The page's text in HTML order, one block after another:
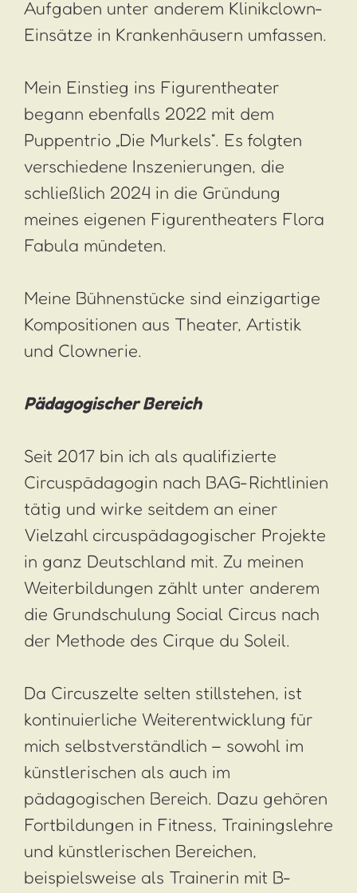
Aufgaben unter anderem Klinikclown-
Einsätze in Krankenhäusern umfassen.
Mein Einstieg ins Figurentheater
begann ebenfalls 2022 mit dem
Puppentrio „Die Murkels“. Es folgten
verschiedene Inszenierungen, die
schließlich 2024 in die Gründung
meines eigenen Figurentheaters Flora
Fabula mündeten.
Meine Bühnenstücke sind einzigartige
Kompositionen aus Theater, Artistik
und Clownerie.
Pädagogischer Bereich
Seit 2017 bin ich als qualifizierte
Circuspädagogin nach BAG-Richtlinien
tätig und wirke seitdem an einer
Vielzahl circuspädagogischer Projekte
in ganz Deutschland mit. Zu meinen
Weiterbildungen zählt unter anderem
die Grundschulung Social Circus nach
der Methode des Cirque du Soleil.
Da Circuszelte selten stillstehen, ist
kontinuierliche Weiterentwicklung für
mich selbstverständlich – sowohl im
künstlerischen als auch im
pädagogischen Bereich. Dazu gehören
Fortbildungen in Fitness, Trainingslehre
und künstlerischen Bereichen,
beispielsweise als Trainerin mit B-